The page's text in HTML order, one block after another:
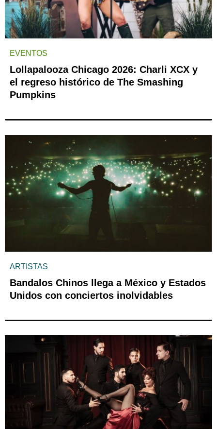
EVENTOS
Lollapalooza Chicago 2026: Charli XCX y
el regreso histórico de The Smashing
Pumpkins
ARTISTAS
Bandalos Chinos llega a México y Estados
Unidos con conciertos inolvidables